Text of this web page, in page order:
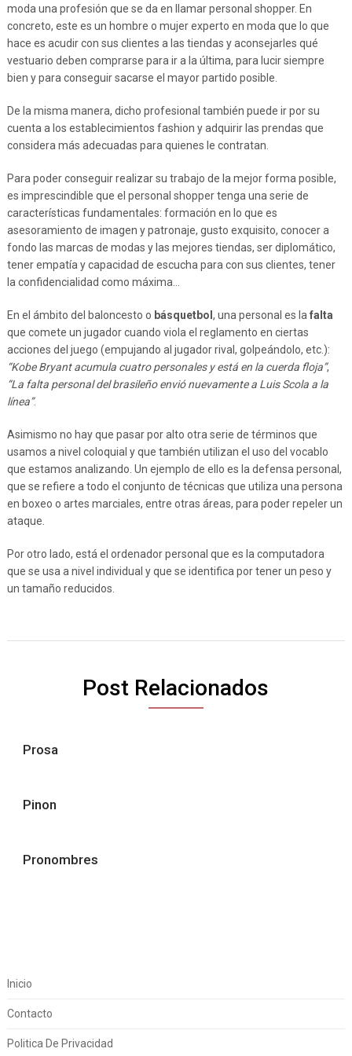
moda una profesión que se da en llamar personal shopper. En
concreto, este es un hombre o mujer experto en moda que lo que
hace es acudir con sus clientes a las tiendas y aconsejarles qué
vestuario deben comprarse para ir a la última, para lucir siempre
bien y para conseguir sacarse el mayor partido posible.
De la misma manera, dicho profesional también puede ir por su
cuenta a los establecimientos fashion y adquirir las prendas que
considera más adecuadas para quienes le contratan.
Para poder conseguir realizar su trabajo de la mejor forma posible,
es imprescindible que el personal shopper tenga una serie de
características fundamentales: formación en lo que es
asesoramiento de imagen y patronaje, gusto exquisito, conocer a
fondo las marcas de modas y las mejores tiendas, ser diplomático,
tener empatía y capacidad de escucha para con sus clientes, tener
la confidencialidad como máxima…
En el ámbito del baloncesto o básquetbol , una personal es la falta
que comete un jugador cuando viola el reglamento en ciertas
acciones del juego (empujando al jugador rival, golpeándolo, etc.):
“Kobe Bryant acumula cuatro personales y está en la cuerda floja”,
“La falta personal del brasileño envió nuevamente a Luis Scola a la
línea”.
Asimismo no hay que pasar por alto otra serie de términos que
usamos a nivel coloquial y que también utilizan el uso del vocablo
que estamos analizando. Un ejemplo de ello es la defensa personal,
que se refiere a todo el conjunto de técnicas que utiliza una persona
en boxeo o artes marciales, entre otras áreas, para poder repeler un
ataque.
Por otro lado, está el ordenador personal que es la computadora
que se usa a nivel individual y que se identifica por tener un peso y
un tamaño reducidos.
Post Relacionados
Prosa
Pinon
Pronombres
Inicio
Contacto
Politica De Privacidad